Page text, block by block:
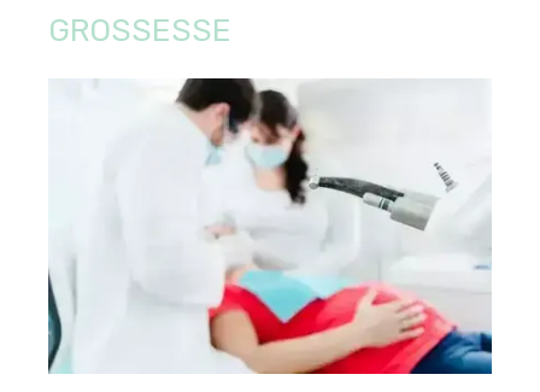
GROSSESSE